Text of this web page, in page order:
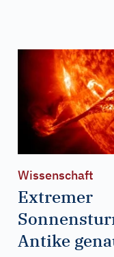
Wissenschaft
Extremer
Antike